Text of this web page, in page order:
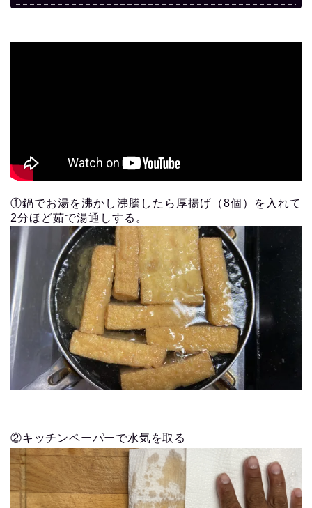
①鍋でお湯を沸かし沸騰したら厚揚げ（8個）を入れて
2分ほど茹で湯通しする。
②キッチンペーパーで水気を取る